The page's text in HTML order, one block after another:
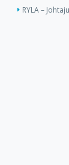
RYLA –